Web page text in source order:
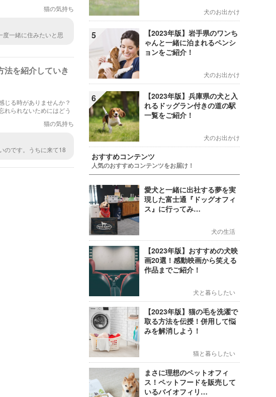
猫の気持ち
一緒に住みたいと思
法を紹介していき
じる時がありませんか？
れられないためにはどう
猫の気持ち
のです。うちに来て18
と、飼い主はさがして
すぐ斜め前に建物を
散歩にでかけてもち
くなりました。新しい
犬のお出かけ
5
【2023年版】岩手県のワンち
ゃんと一緒に泊まれるペンシ
ョンをご紹介！
犬のお出かけ
6
【2023年版】兵庫県の犬と入
れるドッグラン付きの道の駅
一覧をご紹介！
犬のお出かけ
おすすめコンテンツ
人気のおすすめコンテンツをお届け！
愛犬と一緒に出社する夢を実
現した富士通『ドッグオフィ
ス』に行ってみ…
犬の生活
【2023年版】おすすめの犬映
画20選！感動映画から笑える
作品までご紹介！
犬と暮らしたい
【2023年版】猫の毛を洗濯で
取る方法を伝授！併用して悩
みを解消しよう！
猫と暮らしたい
まさに理想のペットオフィ
ス！ペットフードを販売して
いるバイオフィリ…